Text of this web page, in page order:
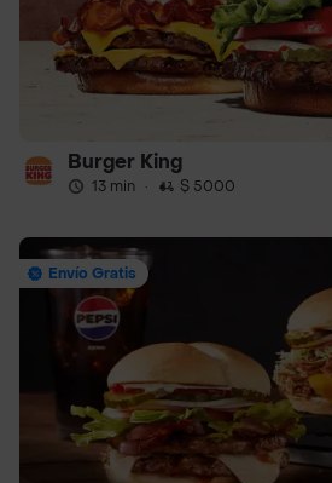
Burger King
13 min · $ 5000
Envío Gratis